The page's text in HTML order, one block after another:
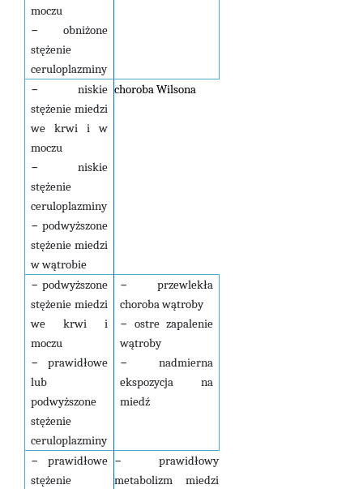
moczu
– obniżone
stężenie
ceruloplazminy
– niskie
stężenie miedzi
we krwi i w
moczu
– niskie
stężenie
ceruloplazminy
– podwyższone
stężenie miedzi
w wątrobie
choroba Wilsona
– podwyższone
stężenie miedzi
we krwi i
moczu
– prawidłowe
lub
podwyższone
stężenie
ceruloplazminy
– przewlekła
choroba wątroby
– ostre zapalenie
wątroby
– nadmierna
ekspozycja na
miedź
– prawidłowe
stężenie
– prawidłowy
metabolizm miedzi